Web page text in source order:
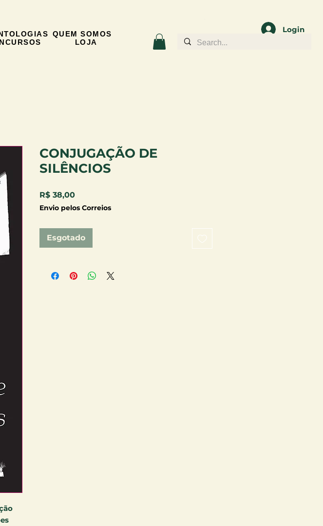
QUEM SOMOS
LOJA
Login
CONJUGAÇÃO DE
SILÊNCIOS
R$ 38,00Preço
Envio pelos Correios
Esgotado